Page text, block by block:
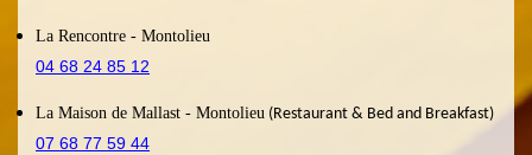
La Rencontre - Montolieu
04 68 24 85 12
La Maison de Mallast - Montolieu (Restaurant & Bed and Breakfast)
07 68 77 59 44